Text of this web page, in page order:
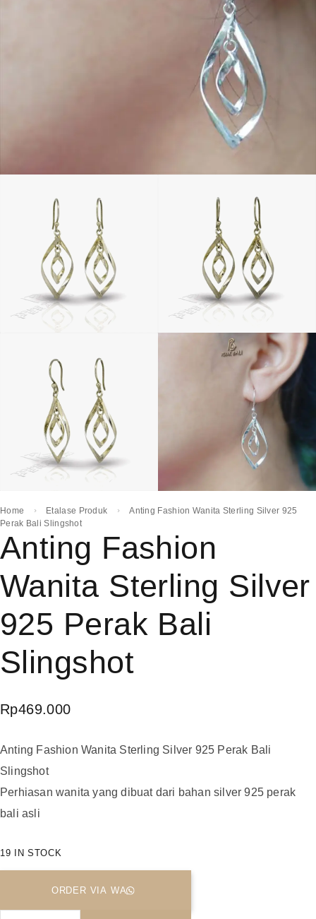
Home Etalase Produk
Anting Fashion Wanita Sterling Silver 925
Perak Bali Slingshot
Anting Fashion
Wanita Sterling Silver
925 Perak Bali
Slingshot
Rp469.000
Anting Fashion Wanita Sterling Silver 925 Perak Bali
Slingshot
Perhiasan wanita yang dibuat dari bahan silver 925 perak
bali asli
19 IN STOCK
ORDER VIA WA